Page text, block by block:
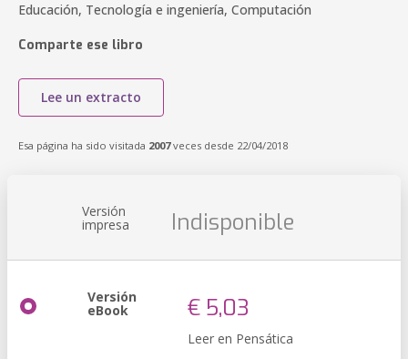
Educación, Tecnología e ingeniería, Computación
Comparte ese libro
Lee un extracto
Esa página ha sido visitada 2007veces desde 22/04/2018
Versión
impresa Indisponible
Versión
eBook € 5,03
Leer en Pensática